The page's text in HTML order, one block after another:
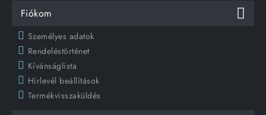
Fiókom
Személyes adatok
Rendeléstörténet
Kívánságlista
Hírlevél beállítások
Termékvisszaküldés